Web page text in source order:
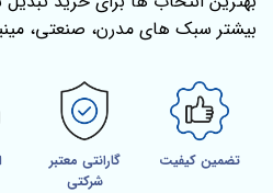
بیشتر سبک‌ های مدرن، صنعتی،
تضمین کیفیت
گارانتی معتبر
شرکتی